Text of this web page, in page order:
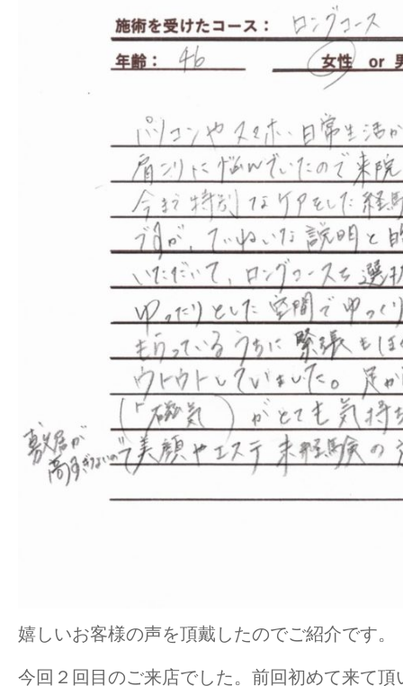
嬉しいお客様の声を頂戴したのでご紹介です。
今回２回目のご来店でした。前回初めて来て